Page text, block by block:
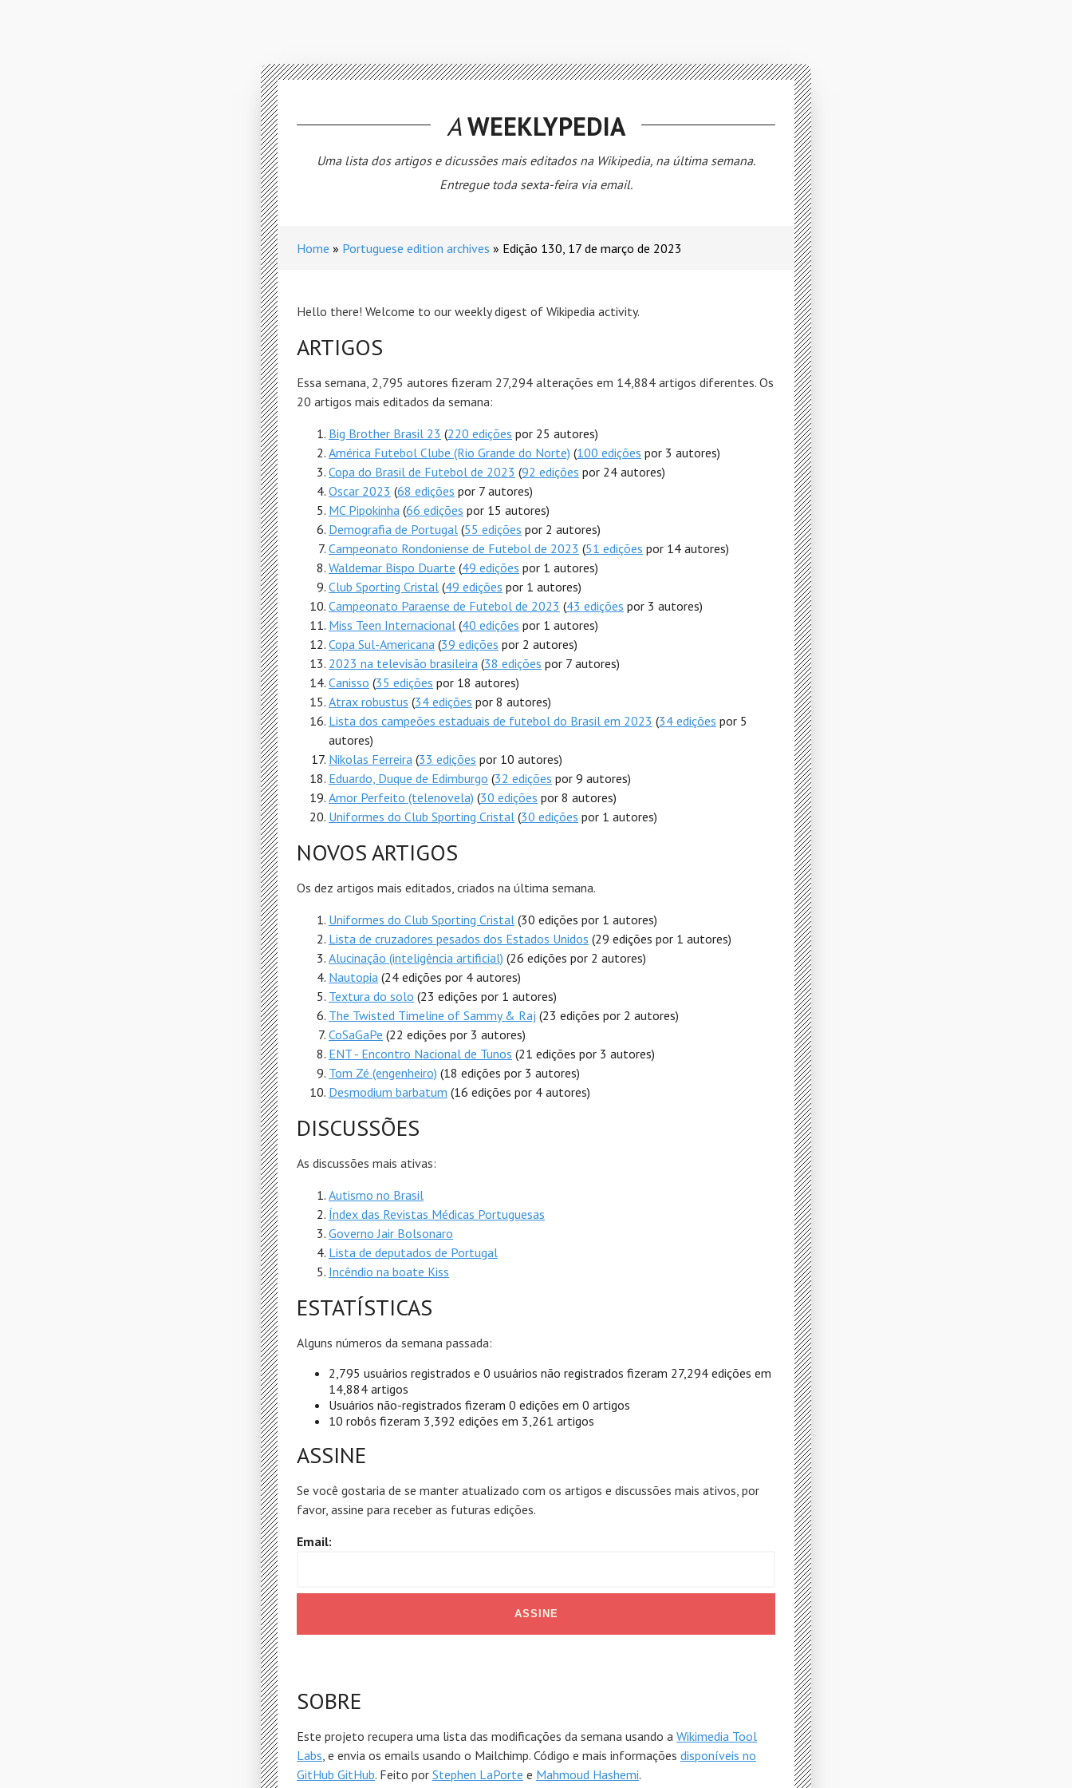
AWEEKLYPEDIA
Uma lista dos artigos e dicussões mais editados na Wikipedia, na última semana.
Entregue toda sexta-feira via email.
Home Portuguese edition archives Edição 130, 17 de março de 2023
Hello there! Welcome to our weekly digest of Wikipedia activity.
ARTIGOS
Essa semana, 2,795 autores fizeram 27,294 alterações em 14,884 artigos diferentes. Os
20 artigos mais editados da semana:
Big Brother Brasil 23 (220 edições por 25 autores)
América Futebol Clube (Rio Grande do Norte) (100 edições por 3 autores)
Copa do Brasil de Futebol de 2023 (92 edições por 24 autores)
Oscar 2023 (68 edições por 7 autores)
MC Pipokinha (66 edições por 15 autores)
Demografia de Portugal (55 edições por 2 autores)
Campeonato Rondoniense de Futebol de 2023 (51 edições por 14 autores)
Waldemar Bispo Duarte (49 edições por 1 autores)
Club Sporting Cristal (49 edições por 1 autores)
Campeonato Paraense de Futebol de 2023 (43 edições por 3 autores)
Miss Teen Internacional (40 edições por 1 autores)
Copa Sul-Americana (39 edições por 2 autores)
2023 na televisão brasileira (38 edições por 7 autores)
Canisso (35 edições por 18 autores)
Atrax robustus (34 edições por 8 autores)
Lista dos campeões estaduais de futebol do Brasil em 2023 (34 edições por 5
autores)
Nikolas Ferreira (33 edições por 10 autores)
Eduardo, Duque de Edimburgo (32 edições por 9 autores)
Amor Perfeito (telenovela) (30 edições por 8 autores)
Uniformes do Club Sporting Cristal (30 edições por 1 autores)
NOVOS ARTIGOS
Os dez artigos mais editados, criados na última semana.
Uniformes do Club Sporting Cristal (30 edições por 1 autores)
Lista de cruzadores pesados dos Estados Unidos (29 edições por 1 autores)
Alucinação (inteligência artificial) (26 edições por 2 autores)
Nautopia (24 edições por 4 autores)
Textura do solo (23 edições por 1 autores)
The Twisted Timeline of Sammy & Raj (23 edições por 2 autores)
CoSaGaPe (22 edições por 3 autores)
ENT - Encontro Nacional de Tunos (21 edições por 3 autores)
Tom Zé (engenheiro) (18 edições por 3 autores)
Desmodium barbatum (16 edições por 4 autores)
DISCUSSÕES
As discussões mais ativas:
Autismo no Brasil
Índex das Revistas Médicas Portuguesas
Governo Jair Bolsonaro
Lista de deputados de Portugal
Incêndio na boate Kiss
ESTATÍSTICAS
Alguns números da semana passada:
2,795 usuários registrados e 0 usuários não registrados fizeram 27,294 edições em
14,884 artigos
Usuários não-registrados fizeram 0 edições em 0 artigos
10 robôs fizeram 3,392 edições em 3,261 artigos
ASSINE
Se você gostaria de se manter atualizado com os artigos e discussões mais ativos, por
favor, assine para receber as futuras edições.
Email:
SOBRE
Este projeto recupera uma lista das modificações da semana usando a Wikimedia Tool
Labs, e envia os emails usando o Mailchimp. Código e mais informações disponíveis no
GitHub GitHub. Feito por Stephen LaPorte e Mahmoud Hashemi.